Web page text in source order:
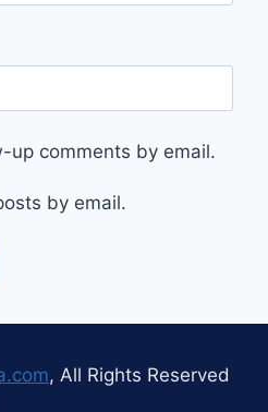
up comments by email.
by email.
, All Rights Reserved